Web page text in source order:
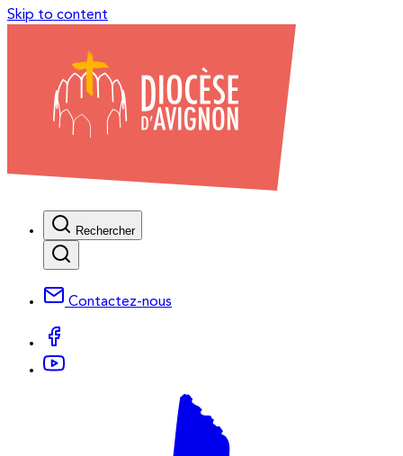
Skip to content
Rechercher
Contactez-nous